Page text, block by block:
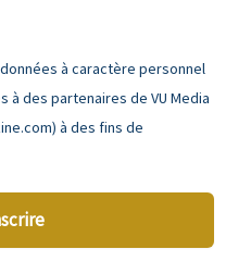
à caractère personnel
des partenaires de VU Media
à des fins de